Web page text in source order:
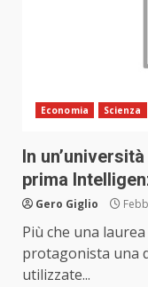
Economia Scienza
In
prima
Gero Giglio
Più che una
protagonista una
utilizzate...